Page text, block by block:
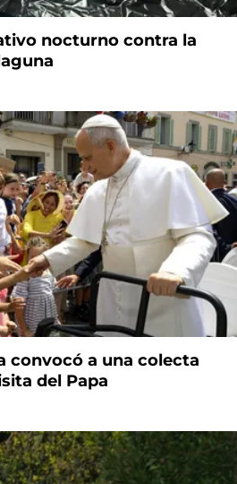
nocturno contra la
convocó a una colecta
del Papa